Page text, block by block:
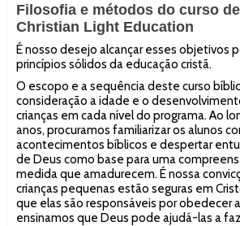
Filosofia e métodos do curso
Christian Light Education
É nosso desejo alcançar esses objetivos
princípios sólidos da educação cristã.
O escopo e a sequência deste curso
consideração a idade e o
crianças em cada nível do programa. Ao
anos, procuramos familiarizar os alunos
acontecimentos bíblicos e despertar
de Deus como base para uma
medida que amadurecem. É nossa
crianças pequenas estão seguras em
que elas são responsáveis por obedecer
ensinamos que Deus pode ajudá-las a